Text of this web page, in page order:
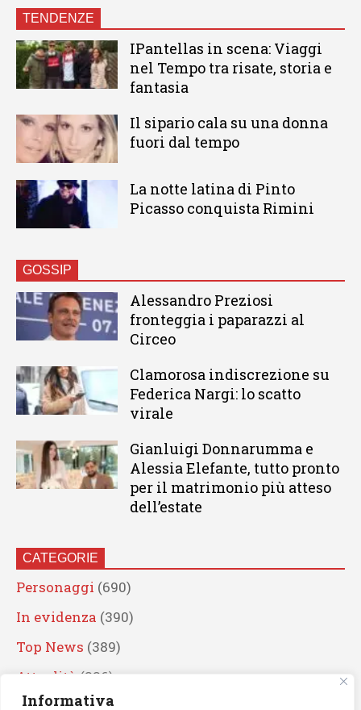
Informativa
TENDENZE
IPantellas in scena: Viaggi
nel Tempo tra risate, storia e
fantasia
Il sipario cala su una donna
fuori dal tempo
La notte latina di Pinto
Picasso conquista Rimini
GOSSIP
Alessandro Preziosi
fronteggia i paparazzi al
Circeo
Clamorosa indiscrezione su
Federica Nargi: lo scatto
virale
Gianluigi Donnarumma e
Alessia Elefante, tutto pronto
per il matrimonio più atteso
dell’estate
CATEGORIE
Personaggi (690)
In evidenza (390)
Top News (389)
Attualità (336)